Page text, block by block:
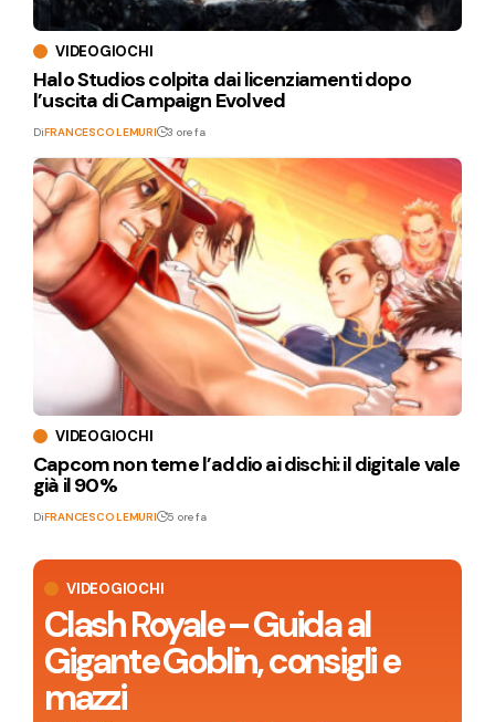
VIDEOGIOCHI
Clash Royale – Guida al
Gigante Goblin, consigli e
mazzi
VIDEOGIOCHI
Halo Studios colpita dai licenziamenti dopo
l’uscita di Campaign Evolved
DiFRANCESCO LEMURI 3 ore fa
VIDEOGIOCHI
Capcom non teme l’addio ai dischi: il digitale vale
già il 90%
DiFRANCESCO LEMURI 5 ore fa